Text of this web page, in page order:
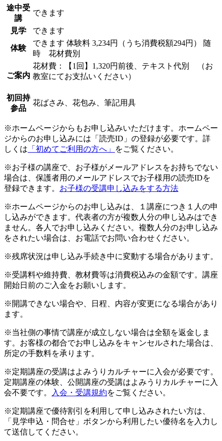
途中受
講
できます
見学 できます
体験
できます 体験料 3,234円（うち消費税額294円）
随
時 花材費別
ご案内
花材費：【1回】1,320円前後、テキスト代別 （お
教室にてお支払いください）
初回持
参品
花ばさみ、花包み、筆記用具
※ホームページからもお申し込みいただけます。ホームペー
ジからのお申し込みには「読売ID」の登録が必要です。詳
しくは 「初めてご利用の方へ」 をご覧ください。
※お子様の講座で、お子様がメールアドレスをお持ちでない
場合は、保護者用のメールアドレスでお子様用の読売IDを
登録できます。 お子様の受講申し込みをする方法
※ホームページからのお申し込みは、１講座につき１人の申
し込みができます。代表者の方が複数人分の申し込みはでき
ません。各人でお申し込みください。複数人分のお申し込み
をされたい場合は、お電話でお問い合わせください。
※残席状況は申し込み手続き中に変動する場合があります。
※受講料や維持費、教材費等は消費税込みの金額です。講座
開始日前のご入金をお願いします。
※開講できない場合や、日程、内容が変更になる場合があり
ます。
※当社側の事情で講座が成立しない場合は全額を返金しま
す。お客様の都合でお申し込みをキャンセルされた場合は、
所定の手数料を承ります。
※定期講座の受講はよみうりカルチャーに入会が必要です。
定期講座の体験、公開講座の受講はよみうりカルチャーに入
会不要です。
入会・受講規約をご覧ください。
※定期講座で優待割引を利用して申し込みされたい方は、
「見学申込・問合せ」ボタンから利用したい優待名を入力し
て送信してください。